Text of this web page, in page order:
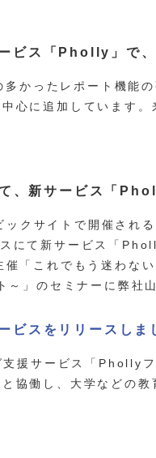
ビス「Pholly」で
かったレポート機能の
心に追加しています
、新サービス「
クサイトで開催され
にて新サービス「
「これでもう迷わな
」のセミナーに弊社
ビスをリリースしま
援サービス「Pholly
協働し、大学などの